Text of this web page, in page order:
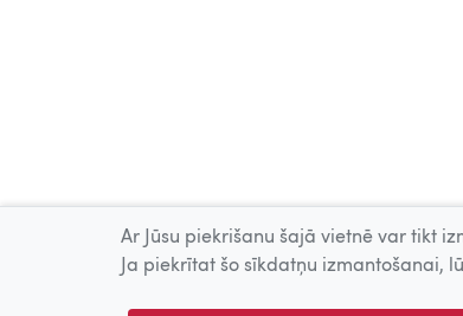
Ar Jūsu piekrišanu šajā vietnē var tikt
Ja piekrītat šo sīkdatņu izmantošanai,